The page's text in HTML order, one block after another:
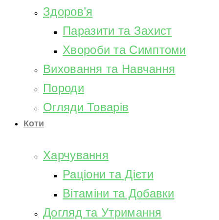
Здоров’я
Паразити та Захист
Хвороби та Симптоми
Виховання та Навчання
Породи
Огляди Товарів
Коти
Харчування
Раціони та Дієти
Вітаміни та Добавки
Догляд та Утримання